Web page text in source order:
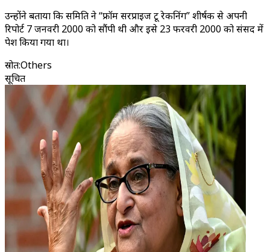
उन्होंने बताया कि समिति ने “फ्रॉम सरप्राइज टू रेकनिंग” शीर्षक से अपनी
रिपोर्ट 7 जनवरी 2000 को सौंपी थी और इसे 23 फरवरी 2000 को संसद में
पेश किया गया था।
स्रोत:Others
सूचित